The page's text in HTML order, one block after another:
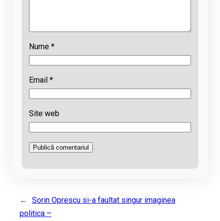
Nume *
Email *
Site web
←
Sorin Oprescu si-a faultat singur imaginea
politica –